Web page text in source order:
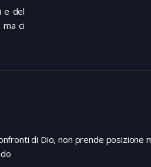
e del
ci
di Dio, non prende posizione